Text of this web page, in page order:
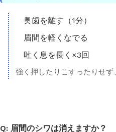
奥歯を離す（1分）
眉間を軽くなでる
吐く息を長く×3回
強く押したりこすったりせず
眉間のシワは消えますか？